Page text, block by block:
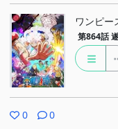
ワンピー
第864話
0 0